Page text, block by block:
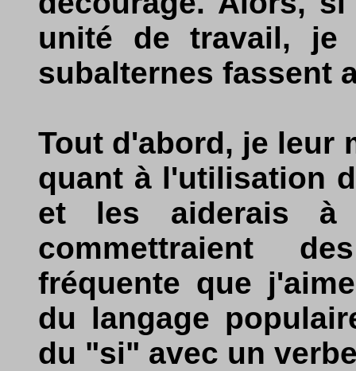
unité de travail, je
subalternes fassent
Tout d'abord, je leur
quant à l'utilisation
et les aiderais à
commettraient
fréquente que
du langage
du "si" avec un